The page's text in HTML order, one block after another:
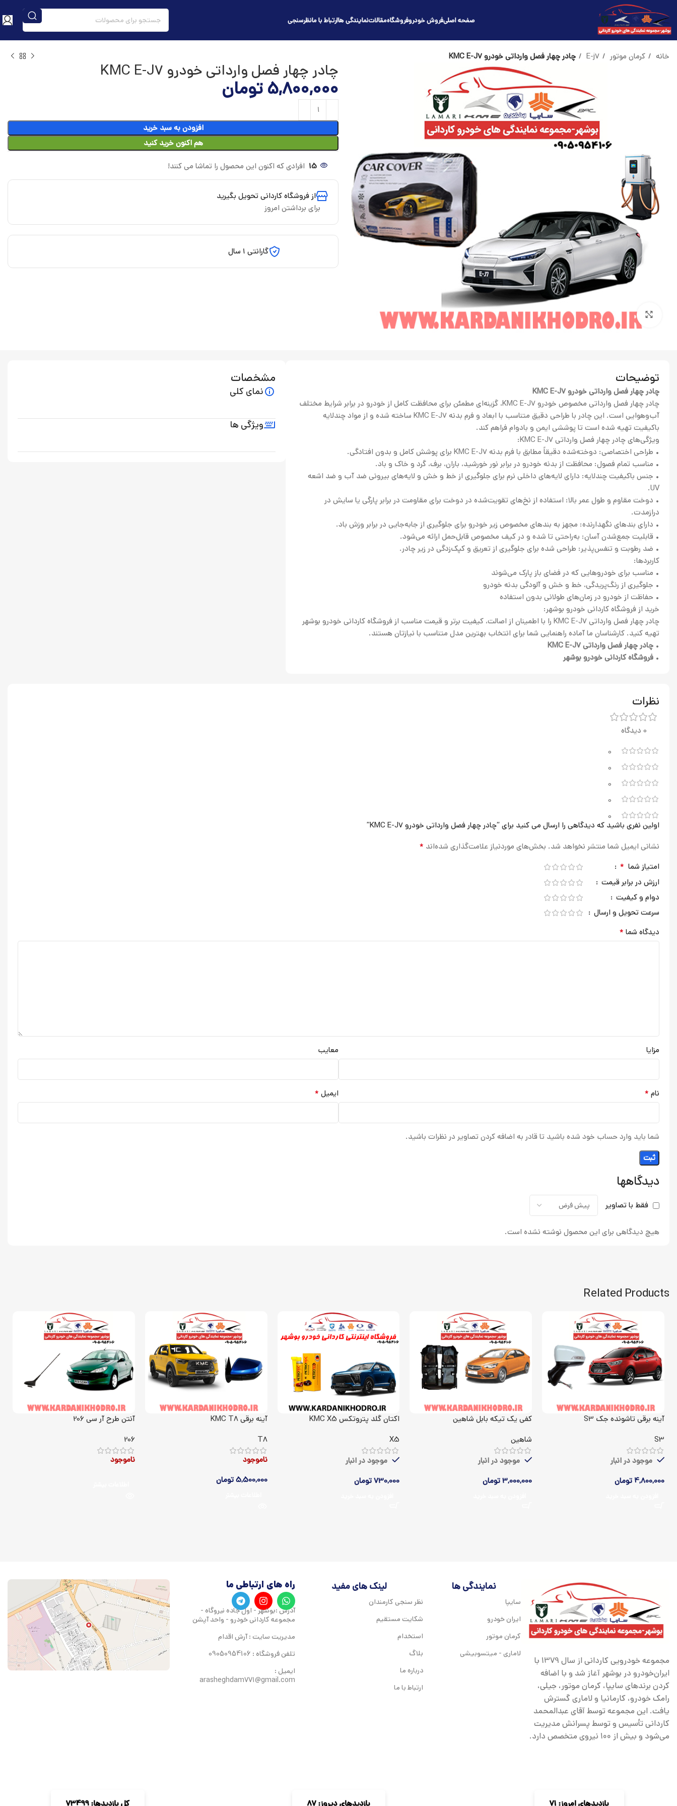
صفحه اصلیفروش خودروفروشگاهمقالاتنمایندگی هاارتباط با مانظرسنجی
خانه کرمان موتور E-j7 چادر چهار فصل وارداتی خودرو KMC E-J7
بزرگنمایی تصویر
چادر چهار فصل وارداتی خودرو KMC E-J7
5,800,000 تومان
افزودن به سبد خرید
هم اکنون خرید کنید
15 افرادی که اکنون این محصول را تماشا می کنند!
از فروشگاه کاردانی تحویل بگیرید
برای برداشتن امروز
گارانتی 1 سال
توضیحات
چادر چهار فصل وارداتی خودرو KMC E-J7
چادر چهار فصل وارداتی مخصوص خودرو KMC E-J7، گزینه‌ای مطمئن برای محافظت کامل از خودرو در برابر شرایط مختلف
آب‌وهوایی است. این چادر با طراحی دقیق متناسب با ابعاد و فرم بدنه KMC E-J7 ساخته شده و از مواد چندلایه
باکیفیت تهیه شده است تا پوششی ایمن و بادوام فراهم کند.
ویژگی‌های چادر چهار فصل وارداتی KMC E-J7:
• طراحی اختصاصی: دوخته‌شده دقیقاً مطابق با فرم بدنه KMC E-J7 برای پوشش کامل و بدون افتادگی.
• مناسب تمام فصول: محافظت از بدنه خودرو در برابر نور خورشید، باران، برف، گرد و خاک و باد.
• جنس باکیفیت چندلایه: دارای لایه‌های داخلی نرم برای جلوگیری از خط و خش و لایه‌های بیرونی ضد آب و ضد اشعه
UV.
• دوخت مقاوم و طول عمر بالا: استفاده از نخ‌های تقویت‌شده در دوخت برای مقاومت در برابر پارگی یا سایش در
درازمدت.
• دارای بندهای نگهدارنده: مجهز به بندهای مخصوص زیر خودرو برای جلوگیری از جابه‌جایی در برابر وزش باد.
• قابلیت جمع‌شدن آسان: به‌راحتی تا شده و در کیف مخصوص قابل‌حمل ارائه می‌شود.
• ضد رطوبت و تنفس‌پذیر: طراحی شده برای جلوگیری از تعریق و کپک‌زدگی در زیر چادر.
کاربردها:
• مناسب برای خودروهایی که در فضای باز پارک می‌شوند
• جلوگیری از رنگ‌پریدگی، خط و خش و آلودگی بدنه خودرو
• حفاظت از خودرو در زمان‌های طولانی بدون استفاده
خرید از فروشگاه کاردانی خودرو بوشهر:
چادر چهار فصل وارداتی KMC E-J7 را با اطمینان از اصالت، کیفیت برتر و قیمت مناسب از فروشگاه کاردانی خودرو بوشهر
تهیه کنید. کارشناسان ما آماده راهنمایی شما برای انتخاب بهترین مدل متناسب با نیازتان هستند.
• چادر چهار فصل وارداتی KMC E-J7
• فروشگاه کاردانی خودرو بوشهر
مشخصات
نمای کلی
ویژگی ها
نظرات
0 دیدگاه
0
0
0
0
0
دیدگاهها
فقط با تصاویر
هیچ دیدگاهی برای این محصول نوشته نشده است.
اولین نفری باشید که دیدگاهی را ارسال می کنید برای “چادر چهار فصل وارداتی خودرو KMC E-J7”
نشانی ایمیل شما منتشر نخواهد شد. بخش‌های موردنیاز علامت‌گذاری شده‌اند *
امتیاز شما *
ارزش در برابر قیمت
دوام و کیفیت
سرعت تحویل و ارسال
دیدگاه شما *
مزایا معایب
نام * ایمیل *
شما باید وارد حساب خود شده باشید تا قادر به اضافه کردن تصاویر در نظرات باشید.
Related Products
آینه برقی تاشونده جک S3
S3
موجود در انبار
4,800,000 تومان
کفی یک تیکه بابل شاهین
شاهین
موجود در انبار
3,000,000 تومان
اکتان گلد پتروتکس KMC X5
X5
موجود در انبار
730,000 تومان
آینه برقی KMC T8
T8
ناموجود
5,500,000 تومان
آنتن طرح آر سی 206
206
ناموجود
مجموعه خودرویی کاردانی از سال 1379 با
ایران‌خودرو در بوشهر آغاز شد و با اضافه
کردن برندهای سایپا، کرمان موتور، جیلی،
رامک خودرو، کارمانیا و لاماری گسترش
یافت. این مجموعه توسط آقای عبدالمحمد
کاردانی تأسیس و توسط پسرانش مدیریت
می‌شود و بیش از 100 نیروی متخصص دارد.
نمایندگی ها
سایپا
ایران خودرو
کرمان موتور
لاماری - میتسوبیشی
لینک های مفید
نظر سنجی کارمندان
شکایت مستقیم
استخدام
بلاگ
درباره ما
ارتباط با ما
راه های ارتباطی ما
آدرس :بوشهر - اول جاده نیروگاه -
مجموعه کاردانی خودرو - واحد آپشن
مدیریت سایت : آرش اقدام
تلفن فروشگاه : 09050954106
ایمیل :
arasheghdam771@gmail.com
بازدیدهای امروز: 71 بازدیدهای دیروز: 87 کل بازدیدها: 73499